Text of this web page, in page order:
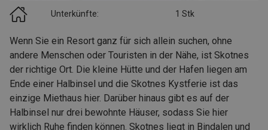
Wenn Sie ein Resort ganz für sich allein suchen, ohne
andere Menschen oder Touristen in der Nähe, ist Skotnes
der richtige Ort. Die kleine Hütte und der Hafen liegen am
Ende einer Halbinsel und die Skotnes Kystferie ist das
einzige Miethaus hier. Darüber hinaus gibt es auf der
Halbinsel nur drei bewohnte Häuser, sodass Sie hier
wirklich Ruhe finden können. Skotnes liegt in Bindalen und
Unterkünfte: 1 Stk